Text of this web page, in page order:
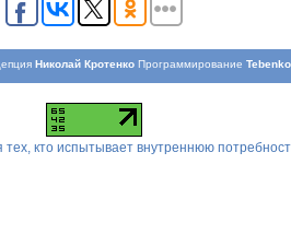
Николай Кротенко Программирование
кто испытывает внутреннюю